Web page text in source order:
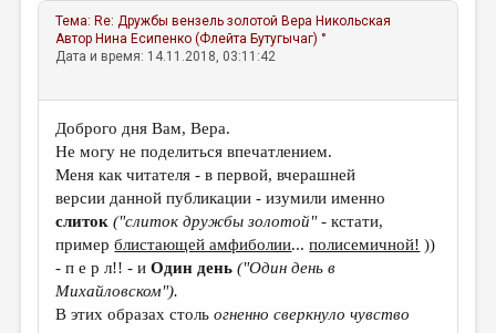
Тема:Re: Дружбы вензель золотой Вера Никольская
АвторНина Есипенко (Флейта Бутугычаг) °
Дата и время: 14.11.2018, 03:11:42
Доброго дня Вам, Вера.
Не могу не поделиться впечатлением.
Меня как читателя - в первой, вчерашней
версии данной публикации - изумили именно
слиток ("слиток дружбы золотой"- кстати,
примерблистающей амфиболии...полисемичной! ))
- п е р л!! - иОдин день("Один день в
Михайловском").
В этих образах стольогненно сверкнуло чувство